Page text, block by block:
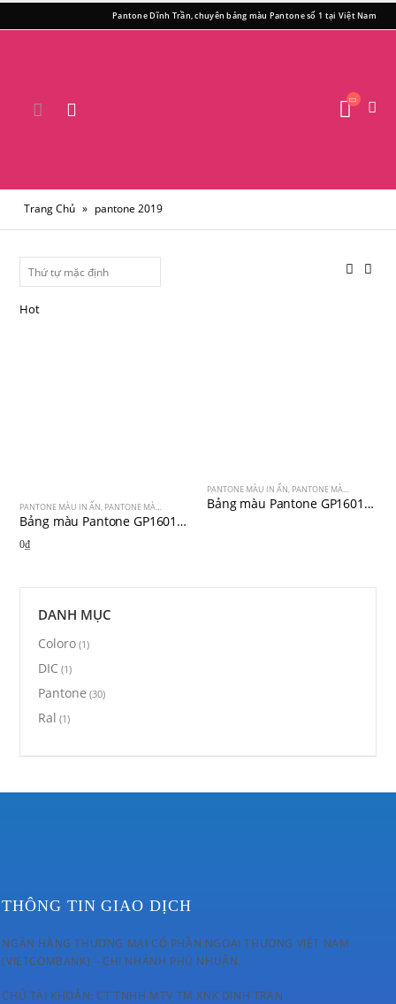
Pantone Dĩnh Trần, chuyên bảng màu Pantone số 1 tại Việt Nam
Trang Chủ » pantone 2019
Hot
PANTONE MÀU IN ẤN, PANTONE MÀU PHA
Bảng màu Pantone GP1601A (C&U) – 2019 – 2,161 màu
0₫
PANTONE MÀU IN ẤN, PANTONE MÀU IN OFFSET
Bảng màu Pantone GP1601A SUPL (C&U) – 2019 – 294 màu
DANH MỤC
Coloro (1)
DIC (1)
Pantone (30)
Ral (1)
THÔNG TIN GIAO DỊCH
NGÂN HÀNG THƯƠNG MẠI CỔ PHẦN NGOẠI THƯƠNG VIỆT NAM
(VIETCOMBANK) – CHI NHÁNH PHÚ NHUẬN.
CHỦ TÀI KHOẢN: CT TNHH MTV TM XNK DINH TRAN